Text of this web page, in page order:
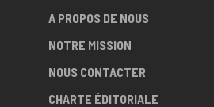
A PROPOS DE NOUS
NOTRE MISSION
NOUS CONTACTER
CHARTE ÉDITORIALE